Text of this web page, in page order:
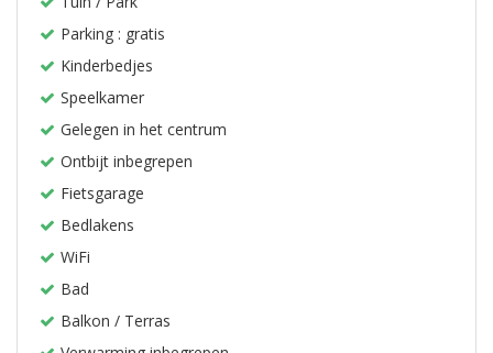
Parking : gratis
Kinderbedjes
Speelkamer
Gelegen in het centrum
Ontbijt inbegrepen
Fietsgarage
Bedlakens
WiFi
Bad
Balkon / Terras